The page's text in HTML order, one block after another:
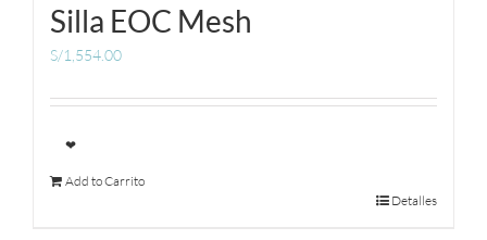
Silla EOC Mesh
S/1,554.00
❤
Add to Carrito
Detalles